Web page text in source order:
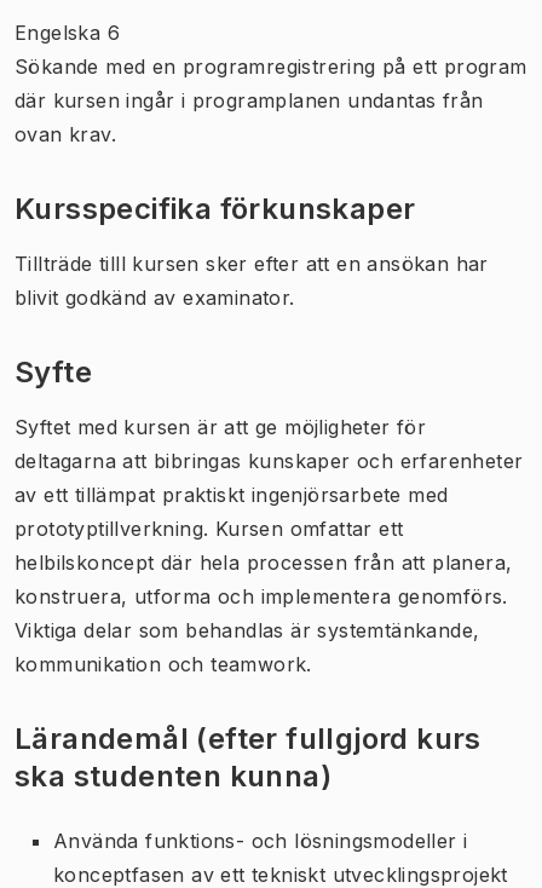
Engelska 6
Sökande med en programregistrering på ett program
där kursen ingår i programplanen undantas från
ovan krav.
Kursspecifika förkunskaper
Tillträde tilll kursen sker efter att en ansökan har
blivit godkänd av examinator.
Syfte
Syftet med kursen är att ge möjligheter för
deltagarna att bibringas kunskaper och erfarenheter
av ett tillämpat praktiskt ingenjörsarbete med
prototyptillverkning. Kursen omfattar ett
helbilskoncept där hela processen från att planera,
konstruera, utforma och implementera genomförs.
Viktiga delar som behandlas är systemtänkande,
kommunikation och teamwork.
Lärandemål (efter fullgjord kurs
ska studenten kunna)
Använda funktions- och lösningsmodeller i
konceptfasen av ett tekniskt utvecklingsprojekt